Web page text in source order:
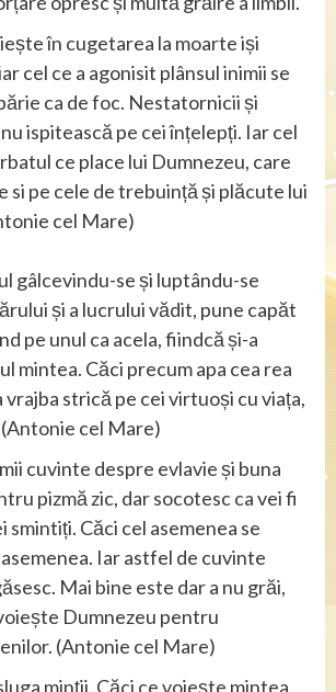
în cugetarea la moarte iși
cel ce a agonisit plânsul inimii se
ca de foc. Nestatornicii și
ispitească pe cei înțelepți. Iar cel
ce place lui Dumnezeu, care
si pe cele de trebuință și plăcute lui
cel Mare)
gâlcevindu-se și luptându-se
și a lucrului vădit, pune capăt
pe unul ca acela, fiindcă și-a
mintea. Căci precum apa cea rea
vrajba strică pe cei virtuoși cu viața,
cel Mare)
cuvinte despre evlavie și buna
pizmă zic, dar socotesc ca vei fi
smintiți. Căci cel asemenea se
Iar astfel de cuvinte
Mai bine este dar a nu grăi,
Dumnezeu pentru
(Antonie cel Mare)
minții. Căci ce voiește mintea,